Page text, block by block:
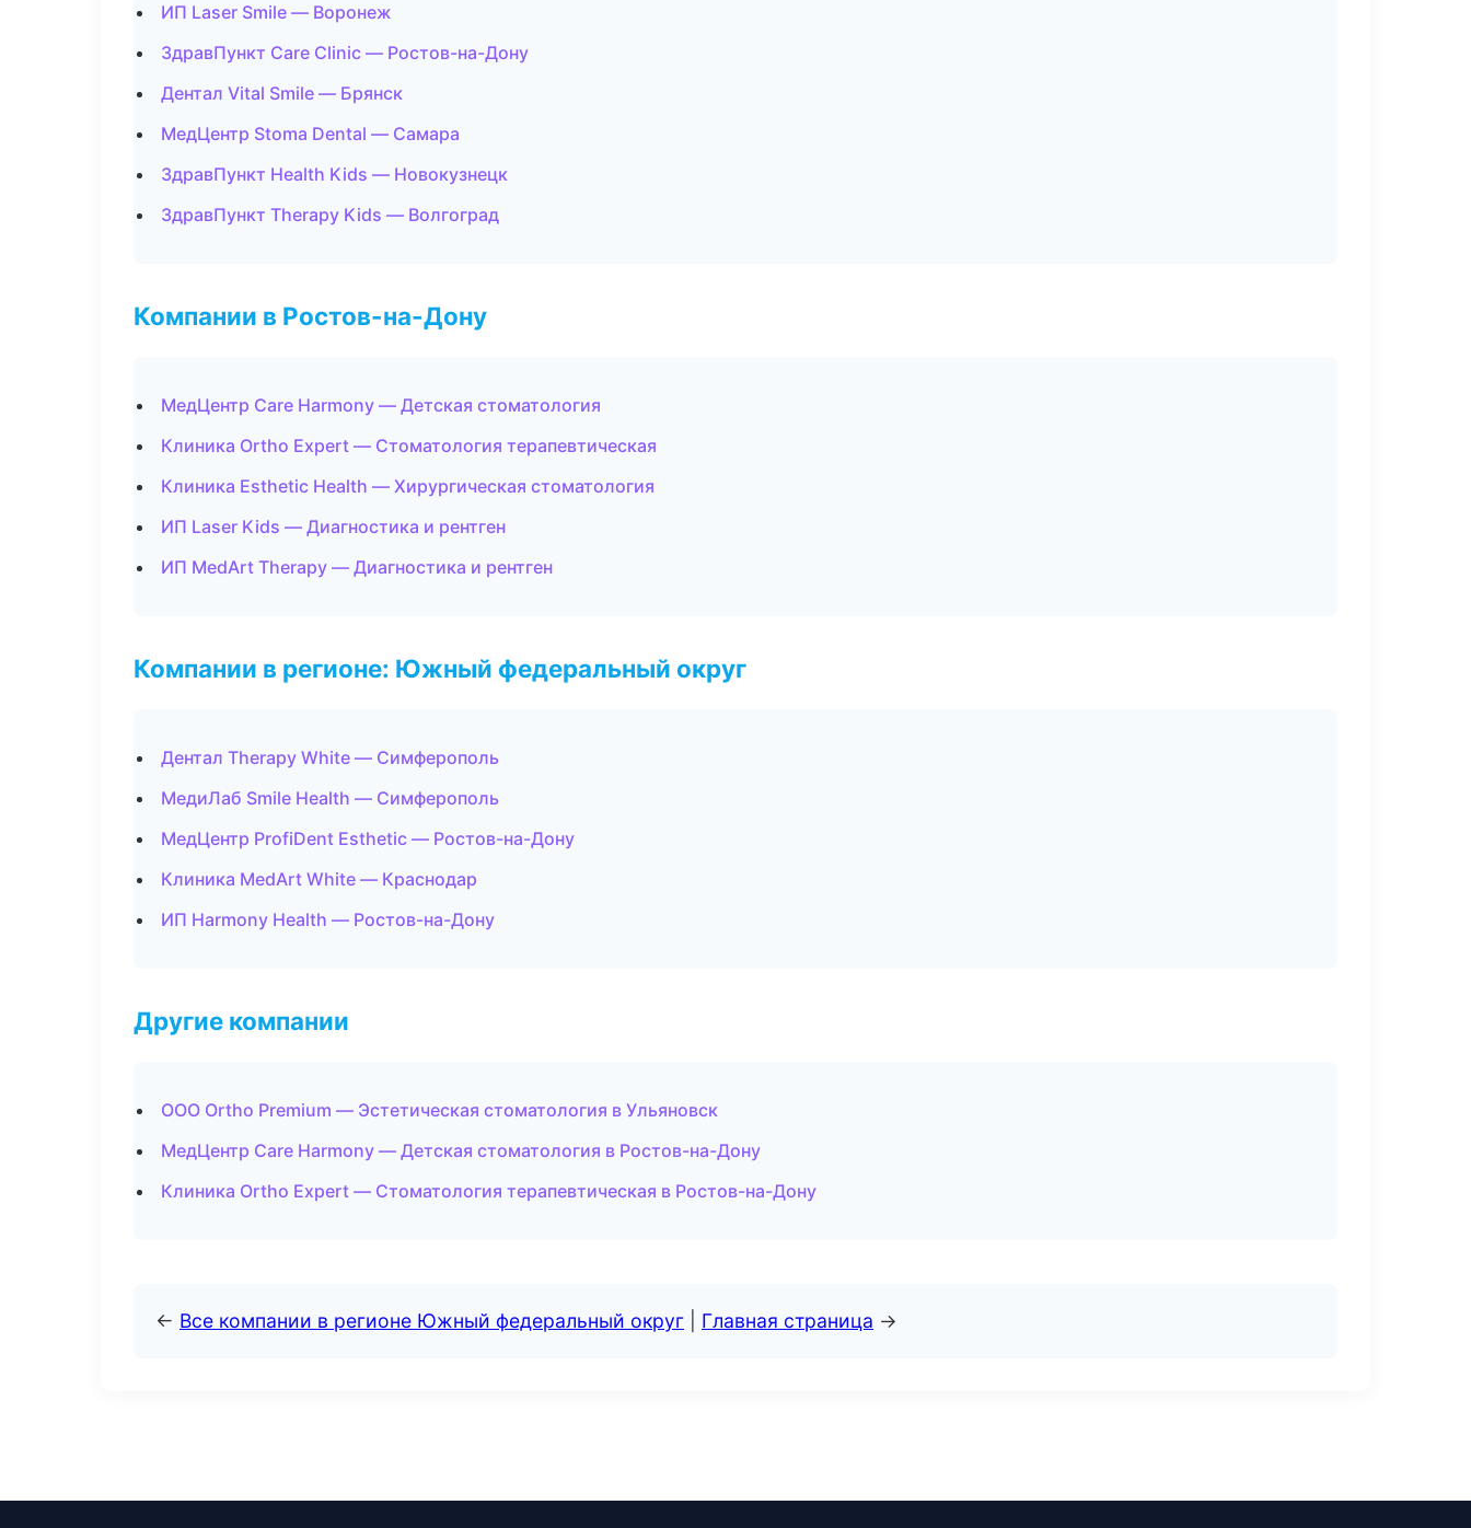
ИП Laser Smile — Воронеж
ЗдравПункт Care Clinic — Ростов-на-Дону
Дентал Vital Smile — Брянск
МедЦентр Stoma Dental — Самара
ЗдравПункт Health Kids — Новокузнецк
ЗдравПункт Therapy Kids — Волгоград
Компании в Ростов-на-Дону
МедЦентр Care Harmony — Детская стоматология
Клиника Ortho Expert — Стоматология терапевтическая
Клиника Esthetic Health — Хирургическая стоматология
ИП Laser Kids — Диагностика и рентген
ИП MedArt Therapy — Диагностика и рентген
Компании в регионе: Южный федеральный округ
Дентал Therapy White — Симферополь
МедиЛаб Smile Health — Симферополь
МедЦентр ProfiDent Esthetic — Ростов-на-Дону
Клиника MedArt White — Краснодар
ИП Harmony Health — Ростов-на-Дону
Другие компании
ООО Ortho Premium — Эстетическая стоматология в Ульяновск
МедЦентр Care Harmony — Детская стоматология в Ростов-на-Дону
Клиника Ortho Expert — Стоматология терапевтическая в Ростов-на-Дону
← Все компании в регионе Южный федеральный округ Главная страница →